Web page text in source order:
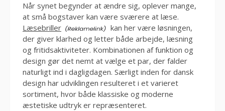
Når synet begynder at ændre sig, oplever mange,
at små bogstaver kan være sværere at læse.
Læsebriller
kan her være løsningen,
der giver klarhed og letter både arbejde, læsning
og fritidsaktiviteter. Kombinationen af funktion og
design gør det nemt at vælge et par, der falder
naturligt ind i dagligdagen. Særligt inden for dansk
design har udviklingen resulteret i et varieret
sortiment, hvor både klassiske og moderne
æstetiske udtryk er repræsenteret.